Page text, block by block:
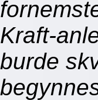
Kraft-
burde